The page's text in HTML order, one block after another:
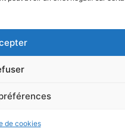
de cookies